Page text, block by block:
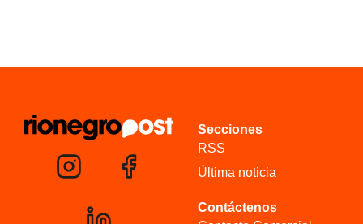
Secciones
RSS
Última noticia
Contáctenos